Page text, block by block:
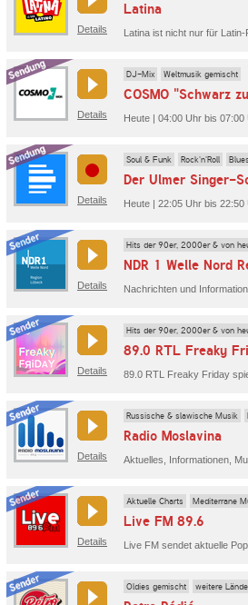
Details
Latina
Details
DJ-Mix Weltmusik gemischt
COSMO "Schwarz
Heute | 04:00 Uhr bis
Details
Soul & Funk Rock'n'Roll
Der Ulmer Singer-
Heute | 22:05 Uhr bis
Details
Hits der 90er, 2000er & von
NDR 1 Welle Nord
Details
Hits der 90er, 2000er & von
89.0 RTL Freaky
89.0 RTL Freaky Friday
Details
Russische & slawische Musik
Radio Moslavina
Details
Aktuelle Charts Mediterrane
Live FM 89.6
Live FM sendet aktuelle
Oldies gemischt weitere